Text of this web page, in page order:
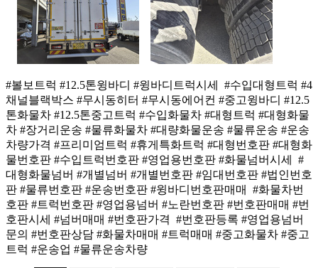
#볼보트럭 #12.5톤윙바디 #윙바디트럭시세 #수입대형트럭 #4
채널블랙박스 #무시동히터 #무시동에어컨 #중고윙바디 #12.5
톤화물차 #12.5톤중고트럭 #수입화물차 #대형트럭 #대형화물
차 #장거리운송 #물류화물차 #대량화물운송 #물류운송 #운송
차량가격 #프리미엄트럭 #휴게특화트럭 #대형번호판 #대형화
물번호판 #수입트럭번호판 #영업용번호판 #화물넘버시세 #
대형화물넘버 #개별넘버 #개별번호판 #임대번호판 #법인번호
판 #물류번호판 #운송번호판 #윙바디번호판매매 #화물차번
호판 #트럭번호판 #영업용넘버 #노란번호판 #번호판매매 #번
호판시세 #넘버매매 #번호판가격 #번호판등록 #영업용넘버
문의 #번호판상담 #화물차매매 #트럭매매 #중고화물차 #중고
트럭 #운송업 #물류운송차량